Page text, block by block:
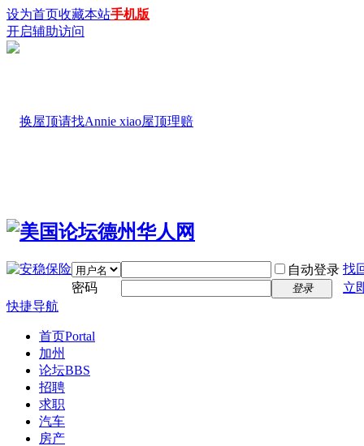
设为首页收藏本站手机版
开启辅助访问
自动登录 找
密码
登录
立
快捷导航
首页Portal
加州
论坛BBS
招聘
求职
汽车
房产